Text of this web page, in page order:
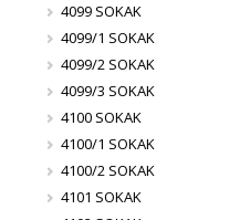
4099 SOKAK
4099/1 SOKAK
4099/2 SOKAK
4099/3 SOKAK
4100 SOKAK
4100/1 SOKAK
4100/2 SOKAK
4101 SOKAK